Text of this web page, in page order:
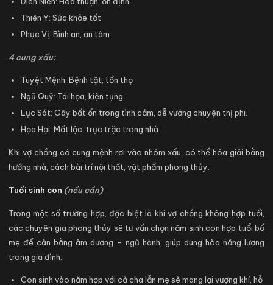
Thiên Y: Sức khỏe tốt
Phục Vị: Bình an, an tâm
4 cung xấu:
Tuyệt Mệnh: Bệnh tật, tổn thọ
Ngũ Quỷ: Tai họa, kiện tụng
Lục Sát: Gây bất ổn trong tình cảm, dễ vướng chuyện thị phi.
Họa Hại: Mất lộc, trục trặc trong nhà
Khi vợ chồng có cung mệnh rơi vào nhóm xấu, có thể hóa giải bằng
hướng nhà, cách bài trí nội thất, vật phẩm phong thủy.
Tuổi sinh con (nếu cần)
Trong một số trường hợp, đặc biệt là khi vợ chồng không hợp tuổi,
các chuyên gia phong thủy sẽ tư vấn chọn năm sinh con hợp tuổi bố
mẹ để cân bằng âm dương – ngũ hành, giúp dung hòa năng lượng
trong gia đình.
Con sinh vào năm hợp với cả cha lẫn mẹ sẽ mang lại vượng khí, hỗ